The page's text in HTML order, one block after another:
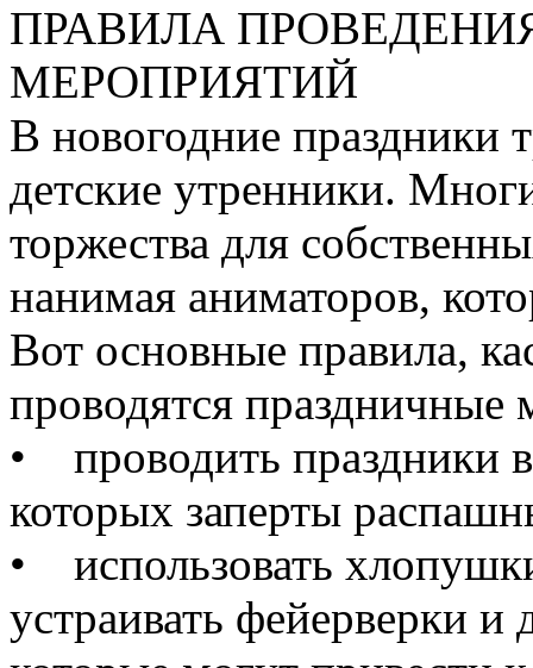
ПРАВИЛА
МЕРОПРИЯТИЙ
В новогодние праздники
детские утренники.
торжества для
нанимая аниматоров,
Вот основные правила,
проводятся
• проводить праздники
которых заперты
• использовать
устраивать фейерверки